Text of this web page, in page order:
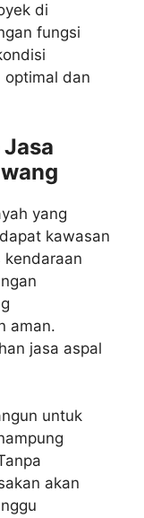
di
fungsi
optimal dan
yang
kawasan
aman.
jasa aspal
untuk
akan